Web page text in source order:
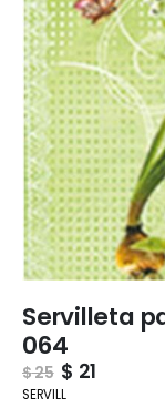
Servilleta
064
$25 $ 21
SERVILL